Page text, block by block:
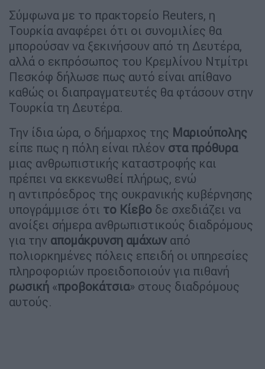
Σύμφωνα με το πρακτορείο Reuters, η
Τουρκία αναφέρει ότι οι συνομιλίες θα
μπορούσαν να ξεκινήσουν από τη Δευτέρα,
αλλά ο εκπρόσωπος του Κρεμλίνου Ντμίτρι
Πεσκόφ δήλωσε πως αυτό είναι απίθανο
καθώς οι διαπραγματευτές θα φτάσουν στην
Τουρκία τη Δευτέρα.
Την ίδια ώρα, ο δήμαρχος της Μαριούπολης
είπε πως η πόλη είναι πλέον στα πρόθυρα
μιας ανθρωπιστικής καταστροφής και
πρέπει να εκκενωθεί πλήρως, ενώ
η αντιπρόεδρος της ουκρανικής κυβέρνησης
υπογράμμισε ότι το Κίεβο δε σχεδιάζει να
ανοίξει σήμερα ανθρωπιστικούς διαδρόμους
για την απομάκρυνση αμάχων από
πολιορκημένες πόλεις επειδή οι υπηρεσίες
πληροφοριών προειδοποιούν για πιθανή
ρωσική «προβοκάτσια» στους διαδρόμους
αυτούς.